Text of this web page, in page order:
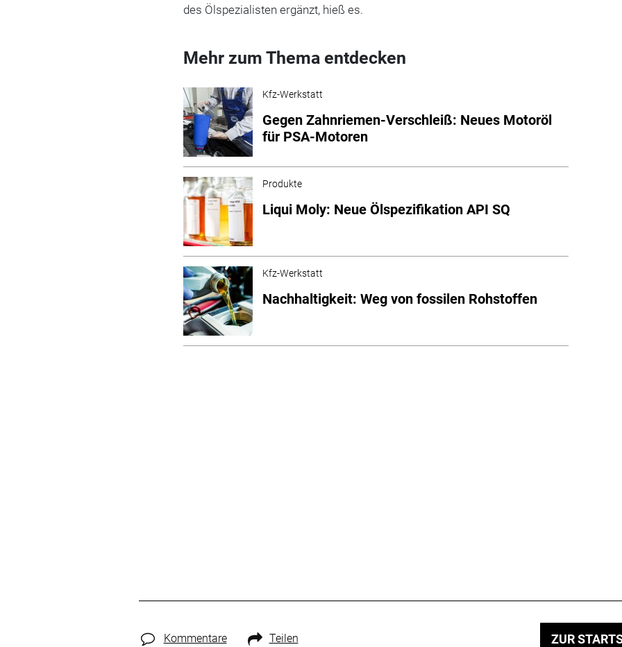
des Ölspezialisten ergänzt, hieß es.
Mehr zum Thema entdecken
Kfz-Werkstatt
Gegen Zahnriemen-Verschleiß: Neues Motoröl
für PSA-Motoren
Produkte
Liqui Moly: Neue Ölspezifikation API SQ
Kfz-Werkstatt
Nachhaltigkeit: Weg von fossilen Rohstoffen
Kommentare Teilen ZUR